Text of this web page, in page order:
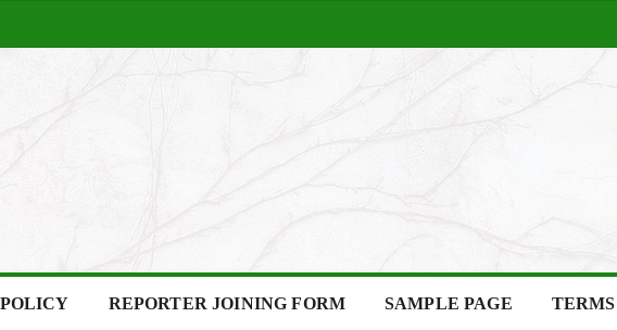
REPORTER JOINING FORM SAMPLE PAGE